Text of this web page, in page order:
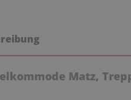
Matz,